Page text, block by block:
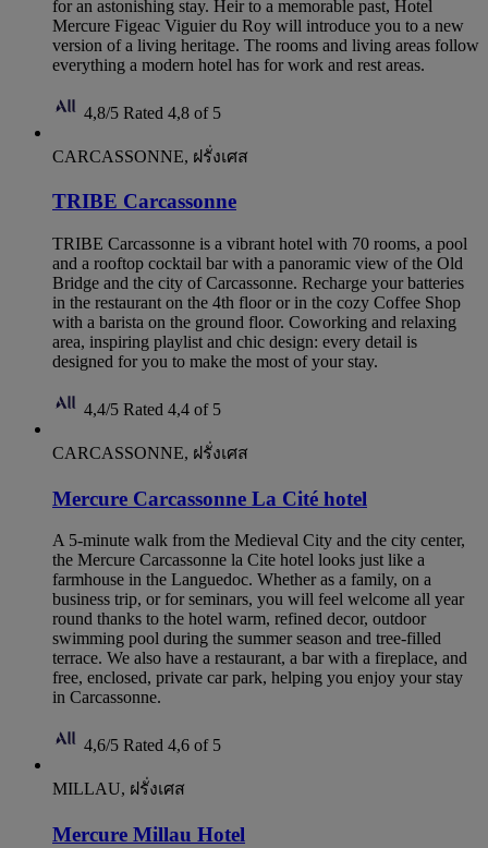
for an astonishing stay. Heir to a memorable past, Hotel
Mercure Figeac Viguier du Roy will introduce you to a new
version of a living heritage. The rooms and living areas follow
everything a modern hotel has for work and rest areas.
4,8/5 Rated 4,8 of 5
CARCASSONNE, ฝรั่งเศส
TRIBE Carcassonne
TRIBE Carcassonne is a vibrant hotel with 70 rooms, a pool
and a rooftop cocktail bar with a panoramic view of the Old
Bridge and the city of Carcassonne. Recharge your batteries
in the restaurant on the 4th floor or in the cozy Coffee Shop
with a barista on the ground floor. Coworking and relaxing
area, inspiring playlist and chic design: every detail is
designed for you to make the most of your stay.
4,4/5 Rated 4,4 of 5
CARCASSONNE, ฝรั่งเศส
Mercure Carcassonne La Cité hotel
A 5-minute walk from the Medieval City and the city center,
the Mercure Carcassonne la Cite hotel looks just like a
farmhouse in the Languedoc. Whether as a family, on a
business trip, or for seminars, you will feel welcome all year
round thanks to the hotel warm, refined decor, outdoor
swimming pool during the summer season and tree-filled
terrace. We also have a restaurant, a bar with a fireplace, and
free, enclosed, private car park, helping you enjoy your stay
in Carcassonne.
4,6/5 Rated 4,6 of 5
MILLAU, ฝรั่งเศส
Mercure Millau Hotel